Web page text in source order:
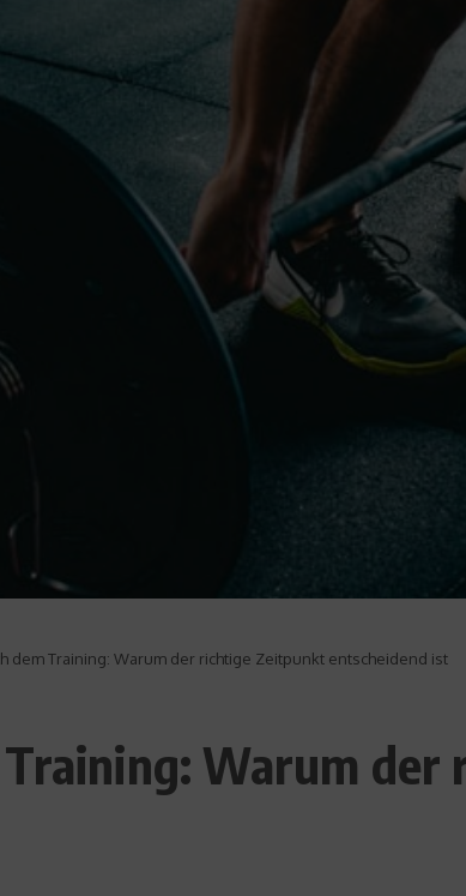
dem Training: Warum der richtige Zeitpunkt entscheidend ist
Warum